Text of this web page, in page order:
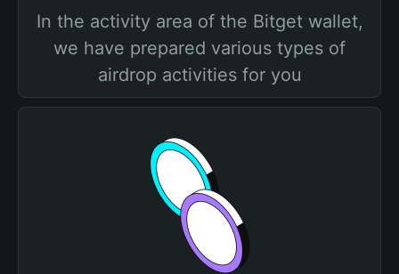
In the activity area of the Bitget wallet,
we have prepared various types of
airdrop activities for you